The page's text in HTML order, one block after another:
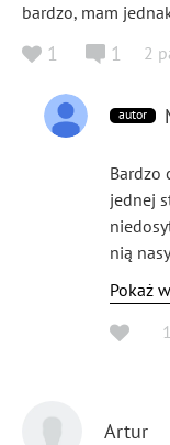
bardzo, mam
1 1 2
autor
Bardzo
jednej
nią
Pokaż
Artur